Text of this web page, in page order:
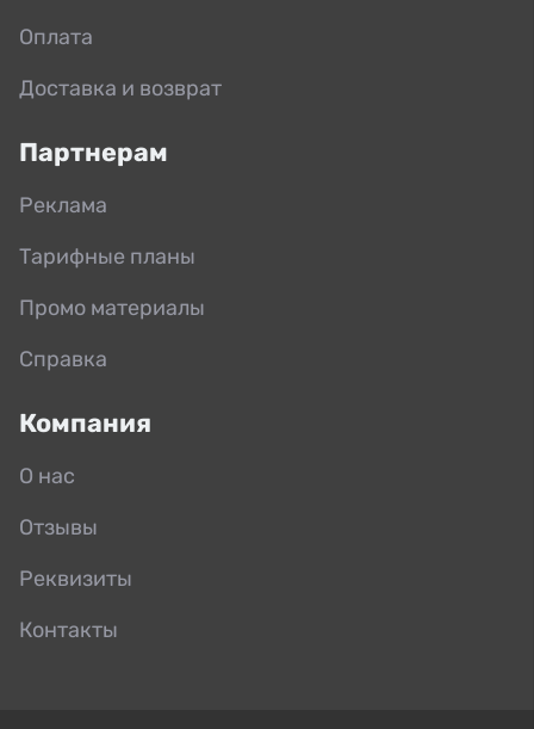
Оплата
Доставка и возврат
Партнерам
Реклама
Тарифные планы
Промо материалы
Справка
Компания
О нас
Отзывы
Реквизиты
Контакты